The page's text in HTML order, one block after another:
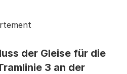
der Gleise für die
3 an der